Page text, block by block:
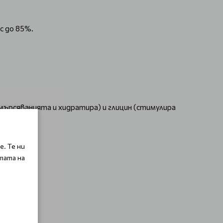
до 85%.
и хидратира) и глицин (стимулира
Те ни
на